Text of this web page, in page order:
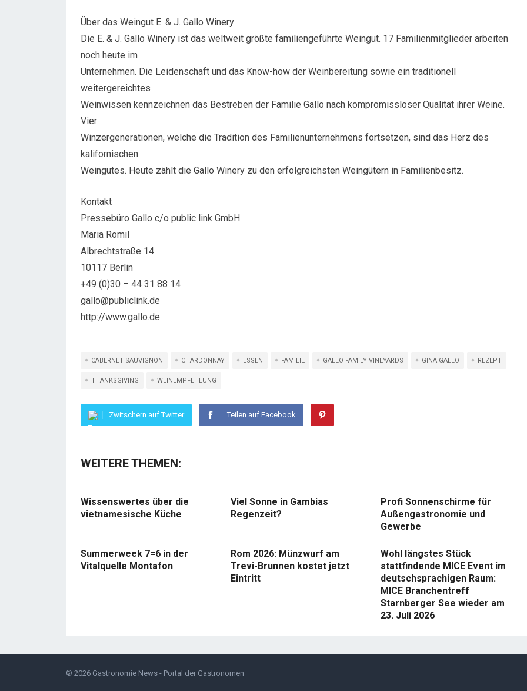
Über das Weingut E. & J. Gallo Winery
Die E. & J. Gallo Winery ist das weltweit größte familiengeführte Weingut. 17 Familienmitglieder arbeiten
noch heute im
Unternehmen. Die Leidenschaft und das Know-how der Weinbereitung sowie ein traditionell
weitergereichtes
Weinwissen kennzeichnen das Bestreben der Familie Gallo nach kompromissloser Qualität ihrer Weine.
Vier
Winzergenerationen, welche die Tradition des Familienunternehmens fortsetzen, sind das Herz des
kalifornischen
Weingutes. Heute zählt die Gallo Winery zu den erfolgreichsten Weingütern in Familienbesitz.
Kontakt
Pressebüro Gallo c/o public link GmbH
Maria Romil
Albrechtstraße 14
10117 Berlin
+49 (0)30 – 44 31 88 14
gallo@publiclink.de
http://www.gallo.de
CABERNET SAUVIGNON CHARDONNAY ESSEN FAMILIE GALLO FAMILY VINEYARDS GINA GALLO REZEPT
THANKSGIVING WEINEMPFEHLUNG
Zwitschern auf Twitter Teilen auf Facebook
WEITERE THEMEN:
Wissenswertes über die
vietnamesische Küche
Viel Sonne in Gambias
Regenzeit?
Profi Sonnenschirme für
Außengastronomie und
Gewerbe
Summerweek 7=6 in der
Vitalquelle Montafon
Rom 2026: Münzwurf am
Trevi-Brunnen kostet jetzt
Eintritt
Wohl längstes Stück
stattfindende MICE Event im
deutschsprachigen Raum:
MICE Branchentreff
Starnberger See wieder am
23. Juli 2026
© 2026 Gastronomie News - Portal der Gastronomen